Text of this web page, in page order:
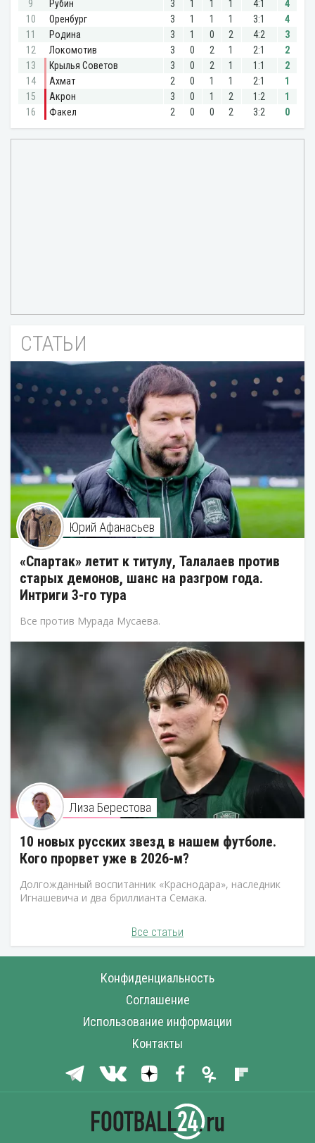
СТАТЬИ
Юрий Афанасьев
«Спартак» летит к титулу, Талалаев против
старых демонов, шанс на разгром года.
Интриги 3-го тура
Все против Мурада Мусаева.
Лиза Берестова
10 новых русских звезд в нашем футболе.
Кого прорвет уже в 2026-м?
Долгожданный воспитанник «Краснодара», наследник
Игнашевича и два бриллианта Семака.
Все статьи
Конфиденциальность
Соглашение
Использование информации
Контакты